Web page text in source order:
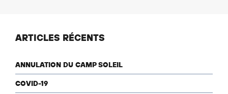
ARTICLES RÉCENTS
ANNULATION DU CAMP SOLEIL
COVID-19